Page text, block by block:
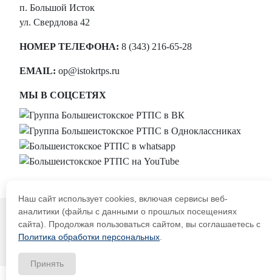
п. Большой Исток
ул. Свердлова 42
НОМЕР ТЕЛЕФОНА: 8 (343) 216-65-28
EMAIL: op@istokrtps.ru
МЫ В СОЦСЕТЯХ
Наш сайт использует cookies, включая сервисы веб-
аналитики (файлы с данными о прошлых посещениях
сайта). Продолжая пользоваться сайтом, вы соглашаетесь с
Политика обработки персональных
Принять